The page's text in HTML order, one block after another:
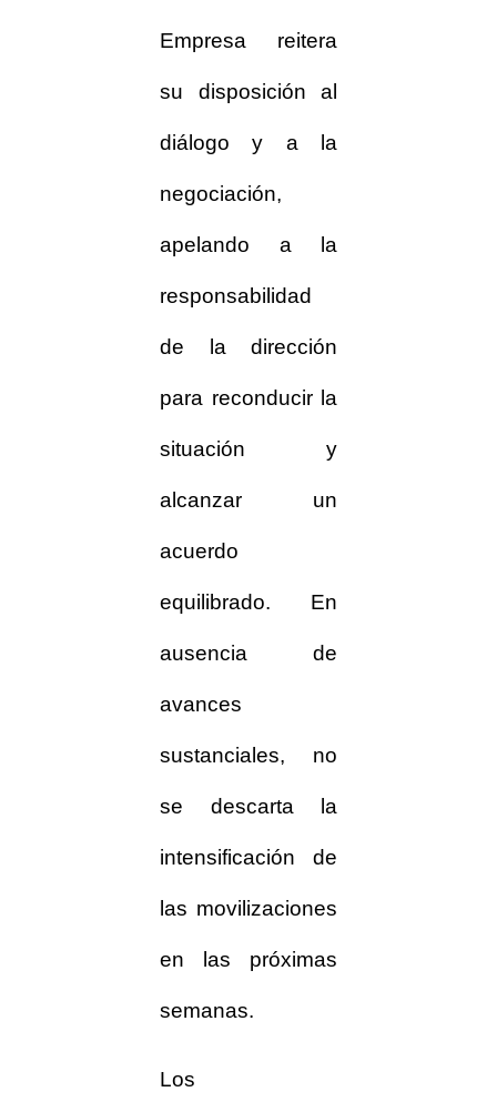
Empresa reitera
su disposición al
diálogo y a la
negociación,
apelando a la
responsabilidad
de la dirección
para reconducir la
situación y
alcanzar un
acuerdo
equilibrado. En
ausencia de
avances
sustanciales, no
se descarta la
intensificación de
las movilizaciones
en las próximas
semanas.
Los